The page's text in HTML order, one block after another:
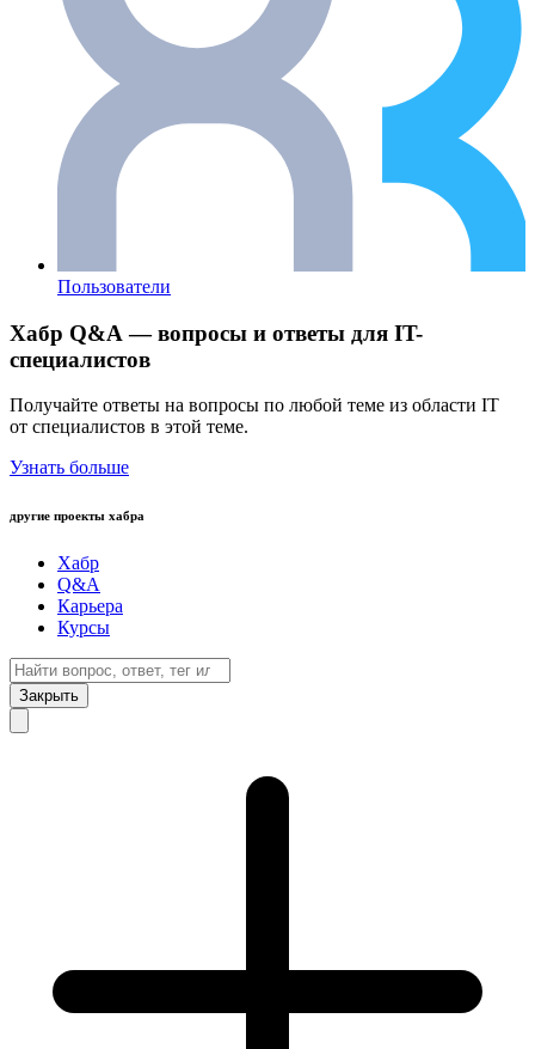
Пользователи
Хабр Q&A — вопросы и ответы для IT-
специалистов
Получайте ответы на вопросы по любой теме из области IT
от специалистов в этой теме.
Узнать больше
другие проекты хабра
Хабр
Q&A
Карьера
Курсы
Закрыть